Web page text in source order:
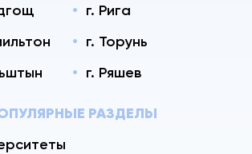
г. Рига
г. Торунь
г. Ряшев
РАЗДЕЛЫ